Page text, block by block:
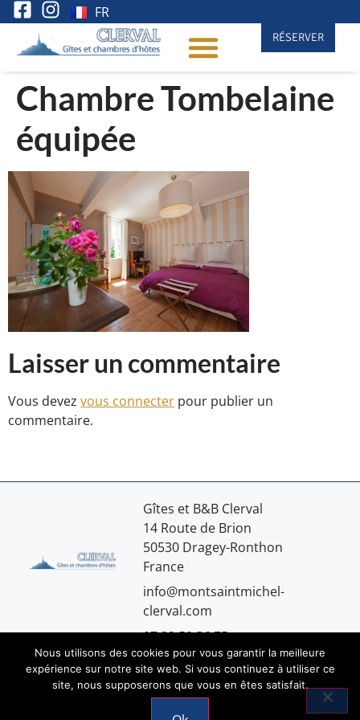
FR
RÉSERVER
Chambre Tombelaine
équipée
Laisser un commentaire
Vous devez vous connecter pour publier un
commentaire.
Gîtes et B&B Clerval
14 Route de Brion
50530 Dragey-Ronthon
France
info@montsaintmichel-
clerval.com
07.89.59.36.75
Nous utilisons des cookies pour vous garantir la meilleure
expérience sur notre site web. Si vous continuez à utiliser ce
site, nous supposerons que vous en êtes satisfait.